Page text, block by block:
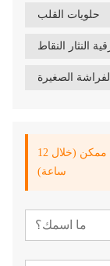
حلويات القلب
النثار النقاط
الصغيرة
الحصول على آخر سعر؟ سنرد في أسرع وقت ممكن (خلال 12
ساعة)